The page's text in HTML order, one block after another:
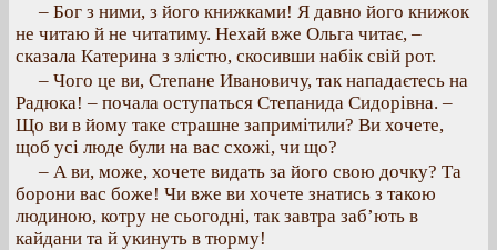
– Бог з ними, з його книжками! Я давно його книжок
не читаю й не читатиму. Нехай вже Ольга читає, –
сказала Катерина з злістю, скосивши набік свій рот.
– Чого це ви, Степане Ивановичу, так нападаєтесь на
Радюка! – почала оступаться Степанида Сидорівна. –
Що ви в йому таке страшне запримітили? Ви хочете,
щоб усі люде були на вас схожі, чи що?
– А ви, може, хочете видать за його свою дочку? Та
борони вас боже! Чи вже ви хочете знатись з такою
людиною, котру не сьогодні, так завтра заб’ють в
кайдани та й укинуть в тюрму!